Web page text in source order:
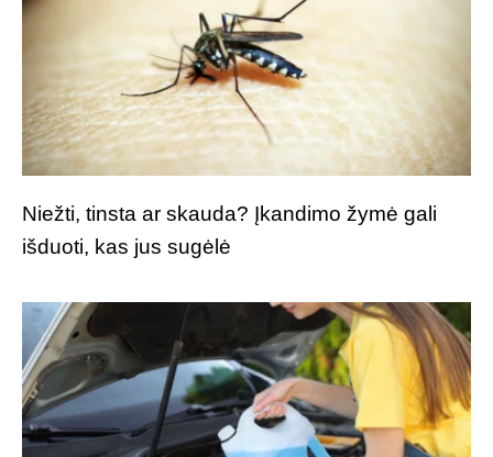
Niežti, tinsta ar skauda? Įkandimo žymė gali
išduoti, kas jus sugėlė